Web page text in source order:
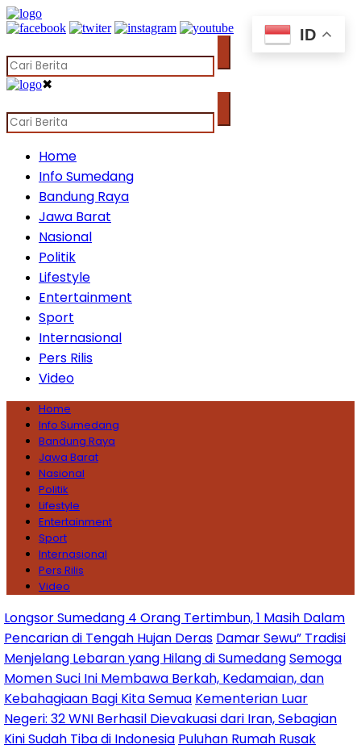
✖
Home
Info Sumedang
Bandung Raya
Jawa Barat
Nasional
Politik
Lifestyle
Entertainment
Sport
Internasional
Pers Rilis
Video
Home
Info Sumedang
Bandung Raya
Jawa Barat
Nasional
Politik
Lifestyle
Entertainment
Sport
Internasional
Pers Rilis
Video
Sumedang 4 Orang Tertimbun, 1 Masih Dalam
di Tengah Hujan Deras Damar Sewu” Tradisi
Lebaran yang Hilang di SumedangSemoga
Suci Ini Membawa Berkah, Kedamaian, dan
Bagi Kita SemuaKementerian Luar
32 WNI Berhasil Dievakuasi dari Iran, Sebagian
Tiba di IndonesiaPuluhan Rumah Rusak
ID